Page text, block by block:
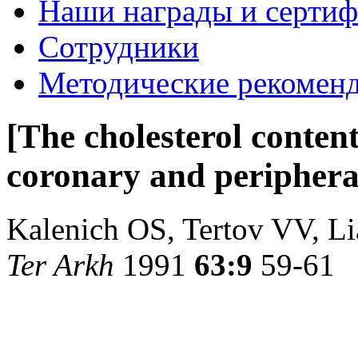
Наши награды и
Сотрудники
Методические
[The cholesterol
coronary and
Kalenich OS, Tertov VV,
Ter Arkh 1991 63:9 59-61